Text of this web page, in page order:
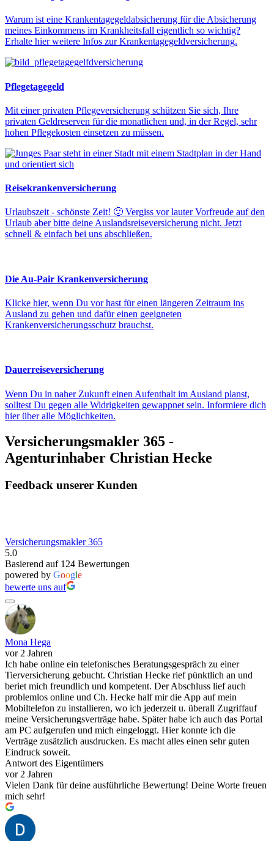
Warum ist eine Krankentagegeldabsicherung für die Absicherung
meines Einkommens im Krankheitsfall eigentlich so wichtig?
Erhalte hier weitere Infos zur Krankentagegeldversicherung.
Pflegetagegeld
Mit einer privaten Pflegeversicherung schützen Sie sich, Ihre
privaten Geldreserven für die monatlichen und, in der Regel, sehr
hohen Pflegekosten einsetzen zu müssen.
Reisekrankenversicherung
Urlaubszeit - schönste Zeit! 🙂 Vergiss vor lauter Vorfreude auf den
Urlaub aber bitte deine Auslandsreiseversicherung nicht. Jetzt
schnell & einfach bei uns abschließen.
Die Au-Pair Krankenversicherung
Klicke hier, wenn Du vor hast für einen längeren Zeitraum ins
Ausland zu gehen und dafür einen geeigneten
Krankenversicherungsschutz brauchst.
Dauerreiseversicherung
Wenn Du in naher Zukunft einen Aufenthalt im Ausland planst,
solltest Du gegen alle Widrigkeiten gewappnet sein. Informiere dich
hier über alle Möglichkeiten.
Versicherungsmakler 365 -
Agenturinhaber Christian Hecke
Feedback unserer Kunden
Versicherungsmakler 365
5.0
Basierend auf 124 Bewertungen
powered by Google
bewerte uns auf
Mona Hega
vor 2 Jahren
Ich habe online ein telefonisches Beratungsgespräch zu einer
Tierversicherung gebucht. Christian Hecke rief pünktlich an und
beriet mich freundlich und kompetent. Der Abschluss lief auch
problemlos online und Ch. Hecke half mir die App auf mein
Mobiltelefon zu installieren, wo ich jederzeit u. überall Zugriffauf
meine Versicherungsverträge habe. Später habe ich auch das Portal
am PC aufgerufen und mich eingeloggt. Hier konnte ich die
Verträge zusätzlich ausdrucken. Es macht alles einen sehr guten
Eindruck soweit.
Antwort des Eigentümers
vor 2 Jahren
Vielen Dank für deine ausführliche Bewertung! Deine Worte freuen
mich sehr!